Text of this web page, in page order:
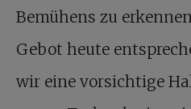
Bemühens zu
Gebot heute
wir eine vorsichtige